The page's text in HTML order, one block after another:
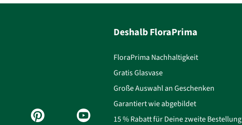
Deshalb FloraPrima
FloraPrima Nachhaltigkeit
Gratis Glasvase
Große Auswahl an Geschenken
Garantiert wie abgebildet
15 % Rabatt für Deine zweite Bestellung